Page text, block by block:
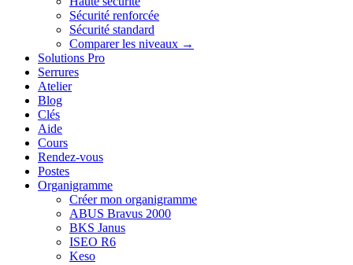
Sécurité renforcée
Sécurité standard
Comparer les niveaux →
Solutions Pro
Serrures
Atelier
Blog
Clés
Aide
Cours
Rendez-vous
Postes
Organigramme
Créer mon organigramme
ABUS Bravus 2000
BKS Janus
ISEO R6
Keso